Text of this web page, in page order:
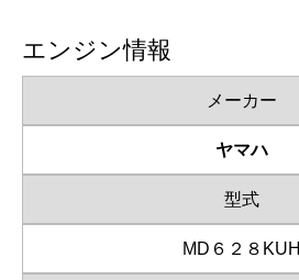
エンジン情報
メーカー
ヤマハ
型式
MD６２８KUH